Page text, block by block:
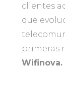
clientes
que
primeras
Wifinova.